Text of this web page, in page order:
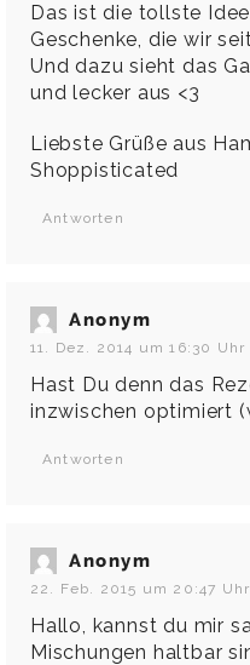
Das ist die tollste
Geschenke, die wir
Und dazu sieht das
und lecker aus <3
Liebste Grüße aus
Shoppisticated
Antworten
Anonym
11. Dez. 2014 um 16:30 Uhr
Hast Du denn das
inzwischen optimiert
Antworten
Anonym
22. Feb. 2015 um 20:47 Uhr
Hallo, kannst du mir
Mischungen haltbar